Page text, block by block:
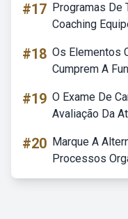
#17 Programas De
Coaching
#18 Os Elementos
Cumprem A
#19 O Exame De
Avaliação Da
#20 Marque A
Processos